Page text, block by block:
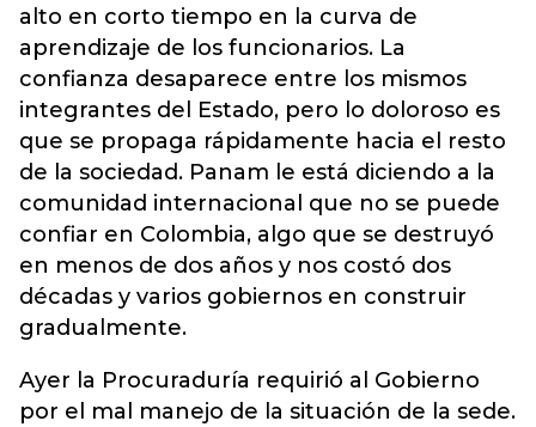
alto en corto tiempo en la curva de
aprendizaje de los funcionarios. La
confianza desaparece entre los mismos
integrantes del Estado, pero lo doloroso es
que se propaga rápidamente hacia el resto
de la sociedad. Panam le está diciendo a la
comunidad internacional que no se puede
confiar en Colombia, algo que se destruyó
en menos de dos años y nos costó dos
décadas y varios gobiernos en construir
gradualmente.
Ayer la Procuraduría requirió al Gobierno
por el mal manejo de la situación de la sede.